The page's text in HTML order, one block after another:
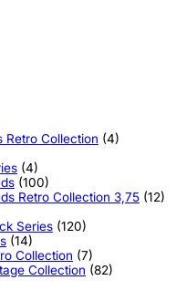
Retro Collection (4)
(4)
(100)
Retro Collection 3,75 (12)
Series (120)
(14)
Collection (7)
Collection (82)